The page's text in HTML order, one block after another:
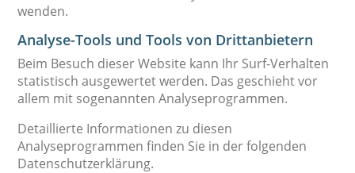
wenden.
Analyse-Tools und Tools von Dritt­anbietern
Beim Besuch dieser Website kann Ihr Surf-Verhalten
statistisch ausgewertet werden. Das geschieht vor
allem mit sogenannten Analyseprogrammen.
Detaillierte Informationen zu diesen
Analyseprogrammen finden Sie in der folgenden
Datenschutzerklärung.